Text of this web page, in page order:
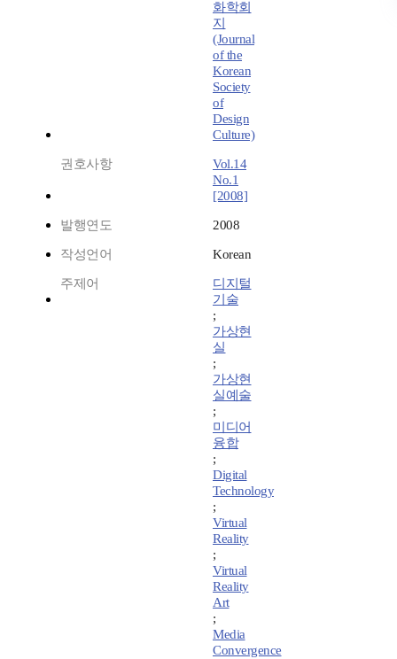
화학회
지
(Journal
of the
Korean
Society
of
Design
Culture)
권호사항
Vol.14
No.1
[2008]
발행연도 2008
작성언어 Korean
주제어
디지털
기술
;
가상현
실
;
가상현
실예술
;
미디어
융합
;
Digital
Technology
;
Virtual
Reality
;
Virtual
Reality
Art
;
Media
Convergence